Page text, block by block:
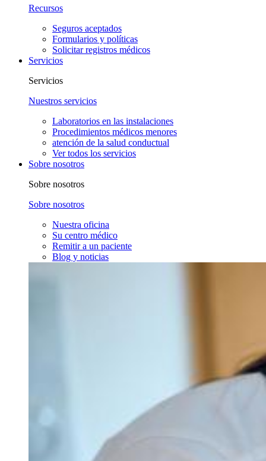
Recursos
Seguros aceptados
Formularios y políticas
Solicitar registros médicos
Servicios
Servicios
Nuestros servicios
Laboratorios en las instalaciones
Procedimientos médicos menores
atención de la salud conductual
Ver todos los servicios
Sobre nosotros
Sobre nosotros
Sobre nosotros
Nuestra oficina
Su centro médico
Remitir a un paciente
Blog y noticias